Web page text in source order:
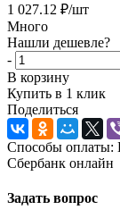
1 027.12 ₽/шт
Много
Нашли дешевле?
-
В корзину
Купить в 1 клик
Поделиться
Способы оплаты:
Сбербанк онлайн
Задать вопрос